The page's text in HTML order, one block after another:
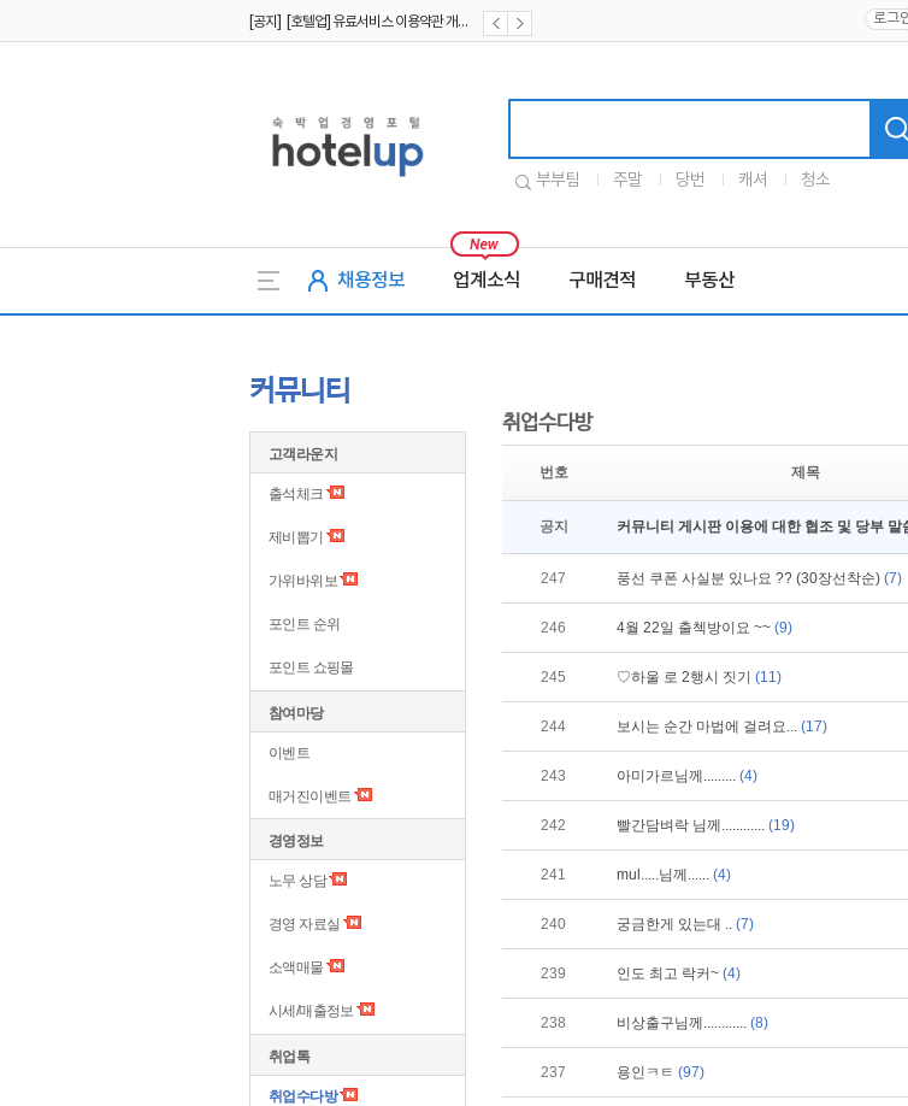
[공지] [호텔업] 개인정보 처리방침 개정본2 (19.09.02)
로그
부부팀 주말 당번 캐셔 청소
채용정보 업계소식 구매견적 부동산
커뮤니티
고객라운지
출석체크
제비뽑기
가위바위보
포인트 순위
포인트 쇼핑몰
참여마당
이벤트
매거진이벤트
경영정보
노무 상담
경영 자료실
소액매물
시세/매출정보
취업톡
취업수다방
취업수다방
번호 제목
공지 커뮤니티 게시판 이용에 대한 협조 및 당부 말
247 풍선 쿠폰 사실분 있나요 ?? (30장선착순) (7)
246 4월 22일 출첵방이요 ~~ (9)
245 ♡하울 로 2행시 짓기 (11)
244 보시는 순간 마법에 걸려요... (17)
243 아미가르님께......... (4)
242 빨간담벼락 님께............ (19)
241 mul.....님께...... (4)
240 궁금한게 있는대 .. (7)
239 인도 최고 락커~ (4)
238 비상출구님께............ (8)
237 용인ㅋㅌ (97)